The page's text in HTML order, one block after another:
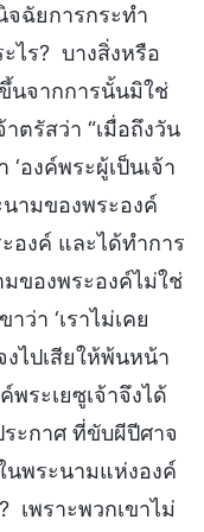
จฉัยการกระทำ
ไร? บางสิ่งหรือ
นจากการนั้นมิใช่
ตรัสว่า “เมื่อถึงวัน
องค์พระผู้เป็นเจ้า
ามของพระองค์
องค์ และได้ทำการ
ของพระองค์ไม่ใช่
ว่า ‘เราไม่เคย
งไปเสียให้พ้นหน้า
พระเยซูเจ้าจึงได้
ะกาศ ที่ขับผีปีศาจ
นพระนามแห่งองค์
เพราะพวกเขาไม่